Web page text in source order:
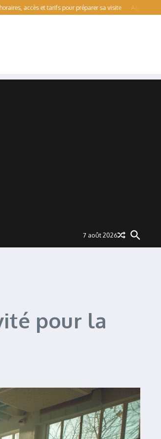
et tarifs pour préparer sa visite Aqualens : guide
7 août 2026
pour la